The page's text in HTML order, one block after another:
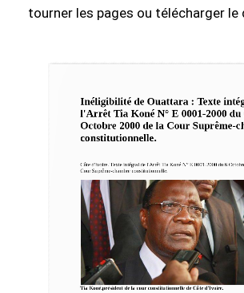
tourner les pages ou télécharger le